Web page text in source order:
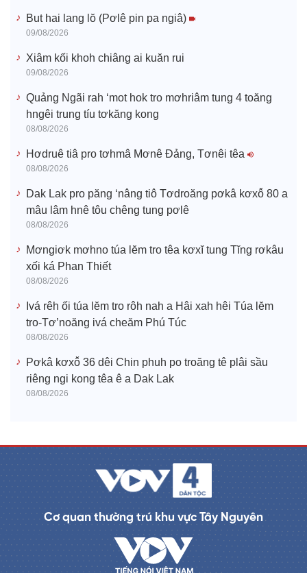
But hai lang lŏ (Pơlê pin pa ngiâ)
09/08/2026
Xiâm kối khoh chiâng ai kuăn rui
09/08/2026
Quảng Ngãi rah ‘mot hok tro mơhriâm tung 4 toăng
hngêi trung tíu tơkăng kong
08/08/2026
Hơdruê tiâ pro tơhmâ Mơnê Đảng, Tơnêi têa
08/08/2026
Dak Lak pro păng ‘nâng tiô Tơdroăng pơkâ kơxô̆ 80 a
mâu lâm hnê tôu chêng tung pơlê
08/08/2026
Mơngiơk mơhno túa lĕm tro têa kơxĭ tung Tĭng rơkâu
xối ká Phan Thiết
08/08/2026
Ivá rêh ối túa lĕm tro rôh nah a Hâi xah hêi Túa lĕm
tro-Tơ’noăng ivá cheăm Phú Túc
08/08/2026
Pơkâ kơxô̆ 36 dêi Chin phuh po troăng tê plâi sầu
riêng ngi kong têa ê a Dak Lak
08/08/2026
Cơ quan thường trú khu vực Tây Nguyên